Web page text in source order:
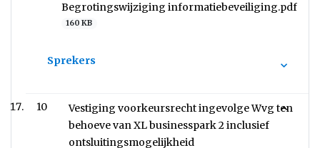
Begrotingswijziging informatiebeveiliging.pdf
160 KB
Sprekers
10
Vestiging voorkeursrecht ingevolge Wvg ten
behoeve van XL businesspark 2 inclusief
ontsluitingsmogelijkheid